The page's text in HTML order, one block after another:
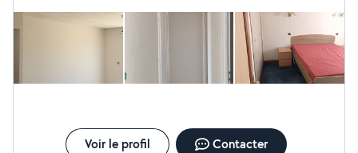
Voir le profil Contacter